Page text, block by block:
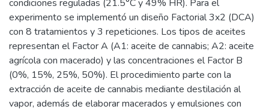
condiciones reguladas (21.5°C y 49% HR). Para el
experimento se implementó un diseño Factorial 3x2 (DCA)
con 8 tratamientos y 3 repeticiones. Los tipos de aceites
representan el Factor A (A1: aceite de cannabis; A2: aceite
agrícola con macerado) y las concentraciones el Factor B
(0%, 15%, 25%, 50%). El procedimiento parte con la
extracción de aceite de cannabis mediante destilación al
vapor, además de elaborar macerados y emulsiones con